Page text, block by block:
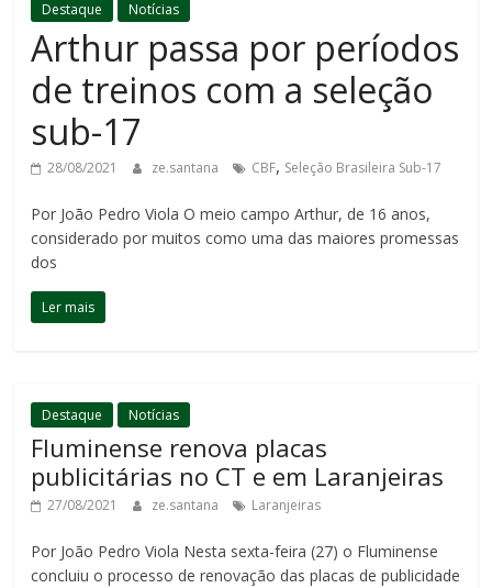
Destaque Notícias
Arthur passa por períodos
de treinos com a seleção
sub-17
28/08/2021 ze.santana CBF, Seleção Brasileira Sub-17
Por João Pedro Viola O meio campo Arthur, de 16 anos,
considerado por muitos como uma das maiores promessas
dos
Ler mais
Destaque Notícias
Fluminense renova placas
publicitárias no CT e em Laranjeiras
27/08/2021 ze.santana Laranjeiras
Por João Pedro Viola Nesta sexta-feira (27) o Fluminense
concluiu o processo de renovação das placas de publicidade